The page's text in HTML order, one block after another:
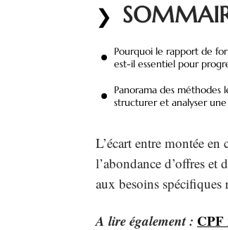
Pourquoi le rapport de
est-il essentiel pour
Panorama des méthodes
structurer et analyser
L’écart entre montée en
l’abondance d’offres et
aux besoins
A lire également : CPF